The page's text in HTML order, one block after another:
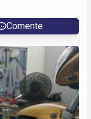
Comente